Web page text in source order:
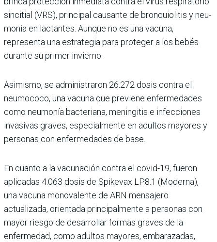
sincitial (VRS), principal cau­sante de bronquiolitis y neu­
monía en lactantes. Aunque no es una vacuna,
representa una estrategia para proteger a los bebés
durante su primer invierno.
Asimismo, se administra­ron 26.272 dosis contra el
neumococo, una vacuna que previene enfermedades
como neumonía bacteriana, menin­gitis e infecciones
invasivas graves, especialmente en adultos mayores y
personas con enfermedades de base.
En cuanto a la vacunación contra el covid-19, fueron
aplicadas 4.063 dosis de Spikevax LP.8.1 (Moderna),
una vacuna monovalente de ARN mensajero
actualizada, orientada principalmente a personas con
mayor riesgo de desarrollar formas gra­ves de la
enfermedad, como adultos mayores, embara­zadas,